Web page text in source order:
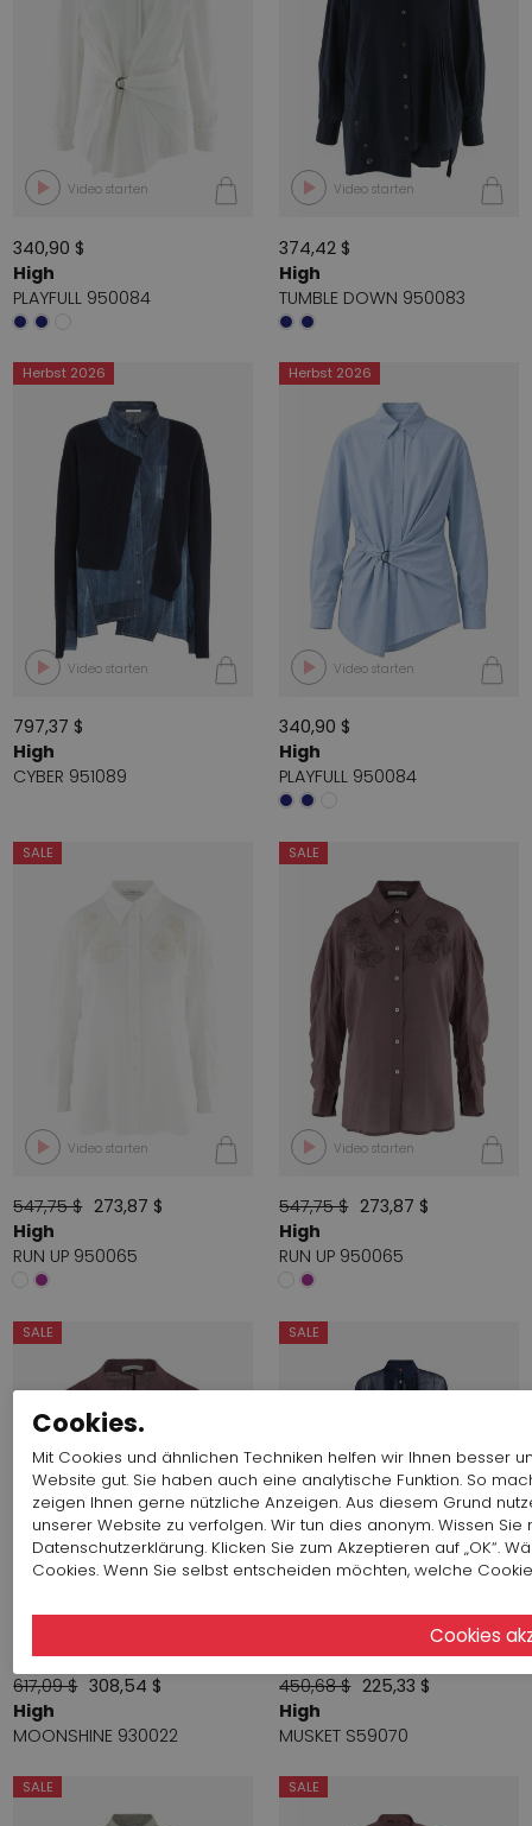
Video starten
340,90 $
High
PLAYFULL 950084
Video starten
374,42 $
High
TUMBLE DOWN 950083
Herbst 2026
Video starten
797,37 $
High
CYBER 951089
Herbst 2026
Video starten
340,90 $
High
PLAYFULL 950084
SALE
Video starten
547,75 $ 273,87 $
High
RUN UP 950065
SALE
Video starten
547,75 $ 273,87 $
High
RUN UP 950065
SALE
617,09 $ 308,54 $
High
MOONSHINE 930022
SALE
450,68 $ 225,33 $
High
MUSKET S59070
SALE SALE
Cookies.
Mit Cookies und ähnlichen Techniken helfen wir Ihnen besser
Website gut. Sie haben auch eine analytische Funktion. So
zeigen Ihnen gerne nützliche Anzeigen. Aus diesem Grund
unserer Website zu verfolgen. Wir tun dies anonym. Wissen Sie
Datenschutzerklärung. Klicken Sie zum Akzeptieren auf „OK“.
Cookies. Wenn Sie selbst entscheiden möchten, welche